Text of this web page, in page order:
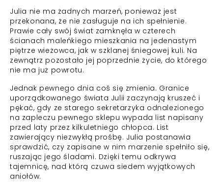
Julia nie ma żadnych marzeń, ponieważ jest
przekonana, że nie zasługuje na ich spełnienie.
Prawie cały swój świat zamknęła w czterech
ścianach maleńkiego mieszkania na jedenastym
piętrze wieżowca, jak w szklanej śniegowej kuli. Na
zewnątrz pozostało jej poprzednie życie, do którego
nie ma już powrotu.
Jednak pewnego dnia coś się zmienia. Granice
uporządkowanego świata Julii zaczynają kruszeć i
pękać, gdy ze starego sekretarzyka odnalezionego
na zapleczu pewnego sklepu wypada list napisany
przed laty przez kilkuletniego chłopca. List
zawierający niezwykłą prośbę. Julia postanawia
sprawdzić, czy zapisane w nim marzenie spełniło się,
ruszając jego śladami. Dzięki temu odkrywa
tajemnicę, nad którą czuwa siedem wyjątkowych
aniołów.